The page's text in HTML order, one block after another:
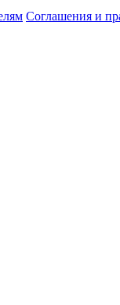
Соглашения и